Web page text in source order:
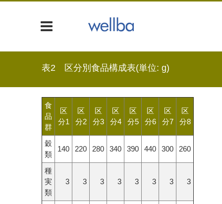
表2 区分別食品構成表(単位: g)
食
品
群
区
分1
区
分2
区
分3
区
分4
区
分5
区
分6
区
分7
区
分8
穀
類
140 220 280 340 390 440 300 260
種
実
類
3 3 3 3 3 3 3 3